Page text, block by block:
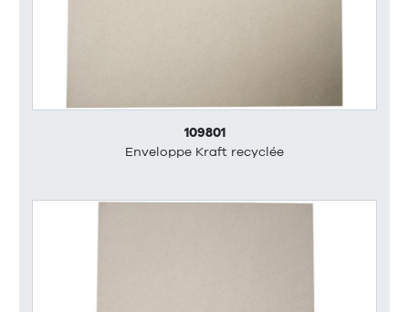
109801
Enveloppe Kraft recyclée